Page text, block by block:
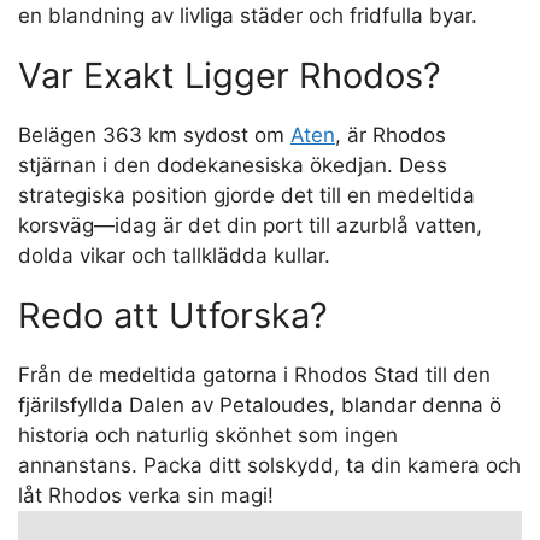
en blandning av livliga städer och fridfulla byar.
Var Exakt Ligger Rhodos?
Belägen 363 km sydost om Aten, är Rhodos
stjärnan i den dodekanesiska ökedjan. Dess
strategiska position gjorde det till en medeltida
korsväg—idag är det din port till azurblå vatten,
dolda vikar och tallklädda kullar.
Redo att Utforska?
Från de medeltida gatorna i Rhodos Stad till den
fjärilsfyllda Dalen av Petaloudes, blandar denna ö
historia och naturlig skönhet som ingen
annanstans. Packa ditt solskydd, ta din kamera och
låt Rhodos verka sin magi!